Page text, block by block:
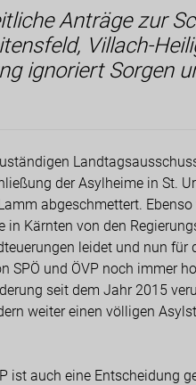
Anträge zur
Villach-
ignoriert Sorgen
der Asylheime in St.
abgeschmettert.
Kärnten von den
leidet und nun für
SPÖ und ÖVP noch immer
seit dem Jahr 2015
weiter einen völligen
ist auch eine Entscheidung